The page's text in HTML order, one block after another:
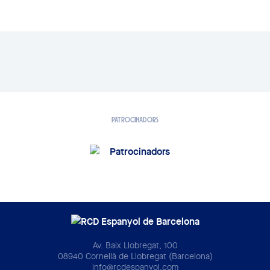
PATROCINADORS
Av. Baix Llobregat, 100
08940 Cornellà de Llobregat (Barcelona)
info@rcdespanyol.com